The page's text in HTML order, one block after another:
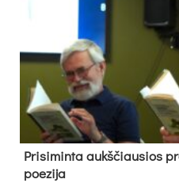
Pri­si­min­ta aukš­čiau­sios
poe­zi­ja